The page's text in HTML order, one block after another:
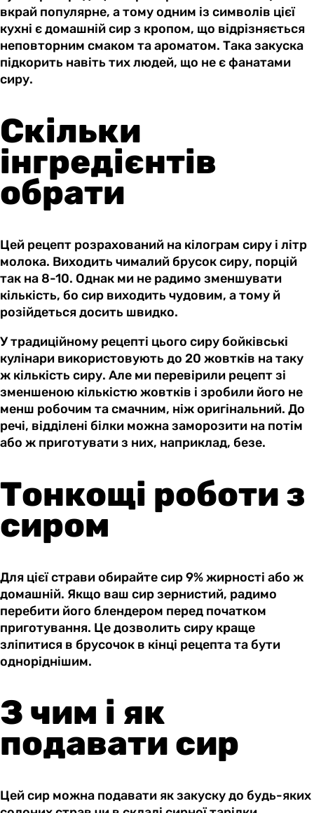
вкрай популярне, а тому одним із символів цієї
кухні є домашній сир з кропом, що відрізняється
неповторним смаком та ароматом. Така закуска
підкорить навіть тих людей, що не є фанатами
сиру.
Скільки
інгредієнтів
обрати
Цей рецепт розрахований на кілограм сиру і літр
молока. Виходить чималий брусок сиру, порцій
так на 8-10. Однак ми не радимо зменшувати
кількість, бо сир виходить чудовим, а тому й
розійдеться досить швидко.
У традиційному рецепті цього сиру бойківські
кулінари використовують до 20 жовтків на таку
ж кількість сиру. Але ми перевірили рецепт зі
зменшеною кількістю жовтків і зробили його не
менш робочим та смачним, ніж оригінальний. До
речі, відділені білки можна заморозити на потім
або ж приготувати з них, наприклад, безе.
Тонкощі роботи з
сиром
Для цієї страви обирайте сир 9% жирності або ж
домашній. Якщо ваш сир зернистий, радимо
перебити його блендером перед початком
приготування. Це дозволить сиру краще
зліпитися в брусочок в кінці рецепта та бути
одноріднішим.
З чим і як
подавати сир
Цей сир можна подавати як закуску до будь-яких